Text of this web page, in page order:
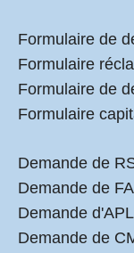
Formulaire de
Formulaire
Formulaire de
Formulaire
Demande de
Demande de
Demande d'APL
Demande de